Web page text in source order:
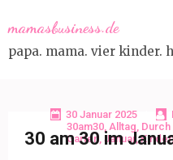
to
content
mamasbusiness.de
papa. mama. vier kinder.
30 Januar 2025
30am30, Alltag, Durch
Garten, Januar,Kinder
30 am 30 im